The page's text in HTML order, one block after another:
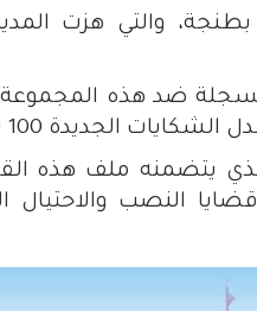
بطنجة، والتي هزت
100 شكاية يوميًا.
النصب